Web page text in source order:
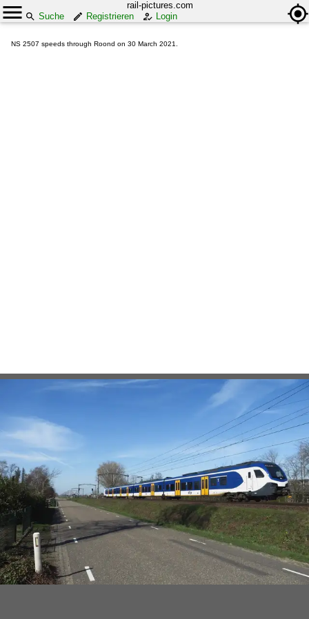
rail-pictures.com
Suche
Registrieren Login
NS 2507 speeds through Roond on 30 March 2021.